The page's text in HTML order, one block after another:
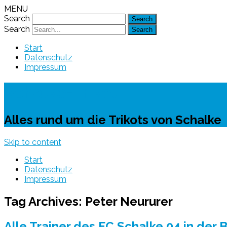
MENU
Search
Search
Start
Datenschutz
Impressum
Alles rund um die Trikots von Schalke
Skip to content
Start
Datenschutz
Impressum
Tag Archives: Peter Neururer